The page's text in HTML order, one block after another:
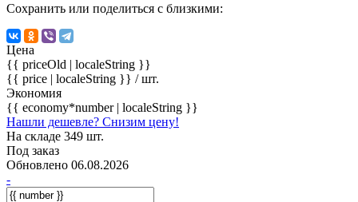
Сохранить или поделиться с близкими:
Цена
{{ priceOld | localeString }}
{{ price | localeString }} / шт.
Экономия
{{ economy*number | localeString }}
Нашли дешевле? Снизим цену!
На складе 349 шт.
Под заказ
Обновлено 06.08.2026
-